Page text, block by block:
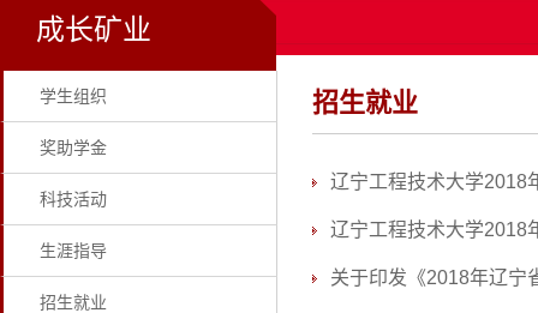
成长矿业
学生组织
奖助学金
科技活动
生涯指导
招生就业
招生就业
辽宁工程技术大学2018
辽宁工程技术大学2018
关于印发《2018年辽宁